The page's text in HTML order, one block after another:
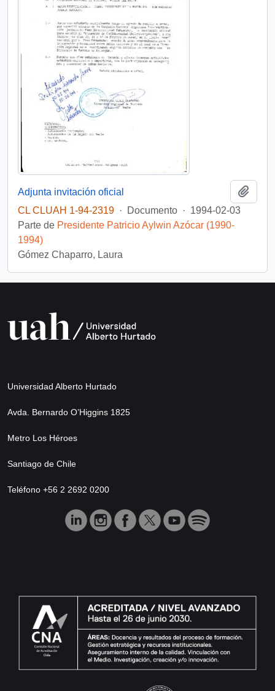
Adjunta invitación oficial
CL CLUAH 1-94-2319 · Documento · 1994-02-03
Parte de Presidente Patricio Aylwin Azócar (1990-
1994)
Gómez Chaparro, Laura
Universidad Alberto Hurtado
Avda. Bernardo O’Higgins 1825
Metro Los Héroes
Santiago de Chile
Teléfono +56 2 2692 0200